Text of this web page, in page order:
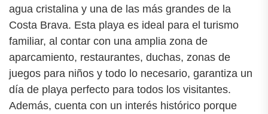
agua cristalina y una de las más grandes de la
Costa Brava. Esta playa es ideal para el turismo
familiar, al contar con una amplia zona de
aparcamiento, restaurantes, duchas, zonas de
juegos para niños y todo lo necesario, garantiza un
día de playa perfecto para todos los visitantes.
Además, cuenta con un interés histórico porque